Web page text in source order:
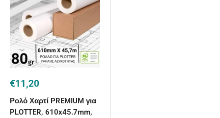
Sale
price
€11,20
Ρολό Χαρτί PREMIUM για
PLOTTER, 610x45.7mm,